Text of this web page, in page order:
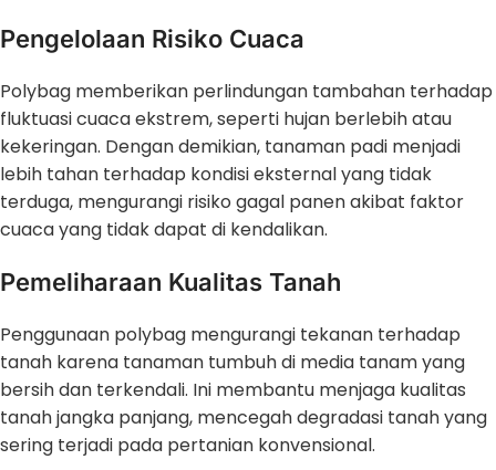
Pengelolaan Risiko Cuaca
Polybag memberikan perlindungan tambahan terhadap
fluktuasi cuaca ekstrem, seperti hujan berlebih atau
kekeringan. Dengan demikian, tanaman padi menjadi
lebih tahan terhadap kondisi eksternal yang tidak
terduga, mengurangi risiko gagal panen akibat faktor
cuaca yang tidak dapat di kendalikan.
Pemeliharaan Kualitas Tanah
Penggunaan polybag mengurangi tekanan terhadap
tanah karena tanaman tumbuh di media tanam yang
bersih dan terkendali. Ini membantu menjaga kualitas
tanah jangka panjang, mencegah degradasi tanah yang
sering terjadi pada pertanian konvensional.